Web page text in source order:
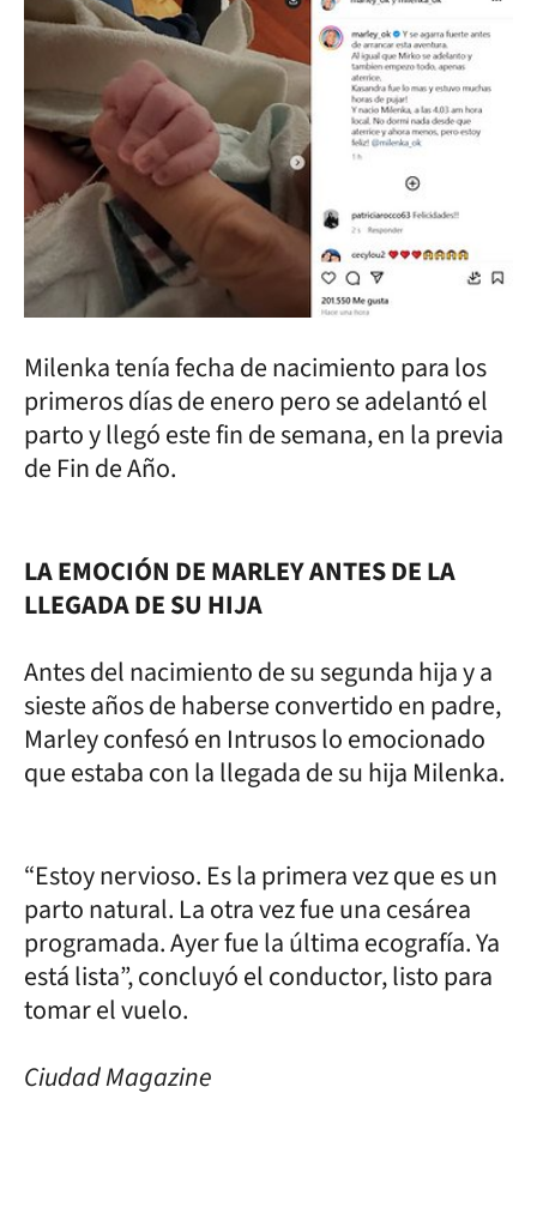
Milenka tenía fecha de nacimiento para los
primeros días de enero pero se adelantó el
parto y llegó este fin de semana, en la previa
de Fin de Año.
LA EMOCIÓN DE MARLEY ANTES DE LA
LLEGADA DE SU HIJA
Antes del nacimiento de su segunda hija y a
sieste años de haberse convertido en padre,
Marley confesó en Intrusos lo emocionado
que estaba con la llegada de su hija Milenka.
“Estoy nervioso. Es la primera vez que es un
parto natural. La otra vez fue una cesárea
programada. Ayer fue la última ecografía. Ya
está lista”, concluyó el conductor, listo para
tomar el vuelo.
Ciudad Magazine